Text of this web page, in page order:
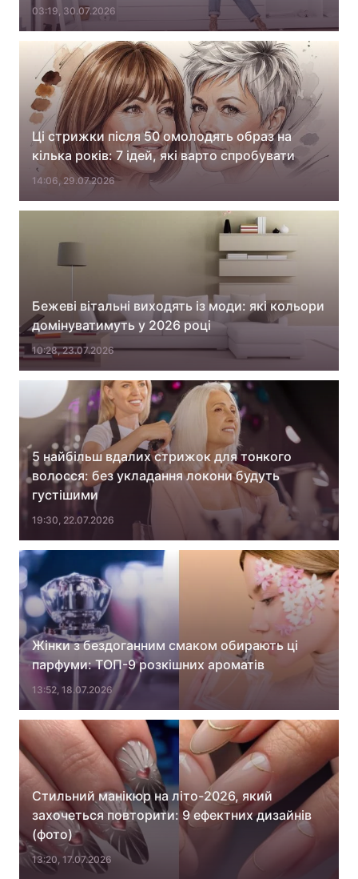
Послуги
Тема оформлення
03:19, 30.07.2026
Ці стрижки після 50 омолодять образ на
кілька років: 7 ідей, які варто спробувати
14:06, 29.07.2026
Бежеві вітальні виходять із моди: які кольори
домінуватимуть у 2026 році
10:28, 23.07.2026
5 найбільш вдалих стрижок для тонкого
волосся: без укладання локони будуть
густішими
19:30, 22.07.2026
Жінки з бездоганним смаком обирають ці
парфуми: ТОП-9 розкішних ароматів
13:52, 18.07.2026
Стильний манікюр на літо-2026, який
захочеться повторити: 9 ефектних дизайнів
(фото)
13:20, 17.07.2026